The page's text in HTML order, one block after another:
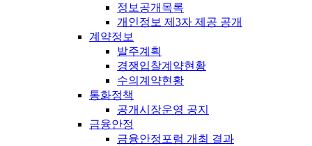
정보공개목록
개인정보 제3자 제공 공개
계약정보
발주계획
경쟁입찰계약현황
수의계약현황
통화정책
공개시장운영 공지
금융안정
금융안정포럼 개최 결과